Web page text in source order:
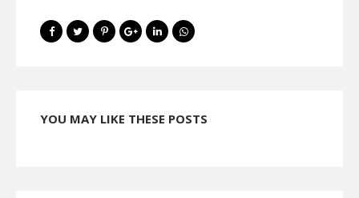
YOU MAY LIKE THESE POSTS